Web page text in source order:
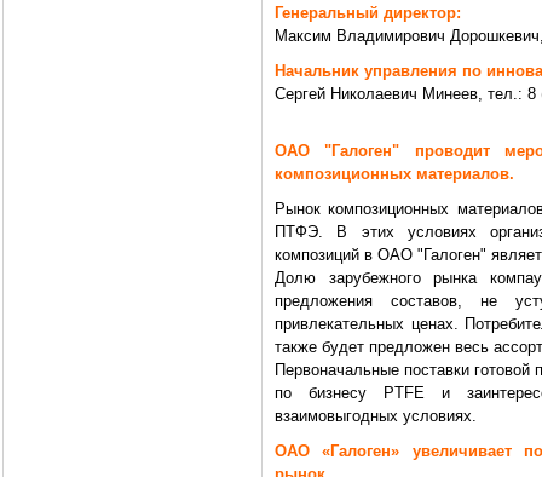
Генеральный директор:
Максим Владимирович
Начальник управления по
Сергей Николаевич Минеев, тел.: 8
ОАО "Галоген" проводит
композиционных материалов.
Рынок композиционных
ПТФЭ. В этих условиях
композиций в ОАО "Галоген"
Долю зарубежного рынка
предложения составов, не
привлекательных ценах.
также будет предложен весь
Первоначальные поставки готовой
по бизнесу PTFE и
взаимовыгодных условиях.
ОАО «Галоген» увеличивает